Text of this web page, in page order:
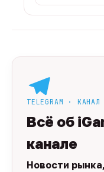
TELEGRAM · КАНАЛ
Всё об
канале
Новости